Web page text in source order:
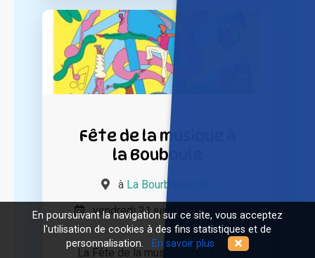
Fête de la musique à
la Bouboule
à La Bourboule (63)
vendredi 21 juin 2024 à 18h30
La Fête de la musique 2024 à La
En poursuivant la navigation sur ce site, vous acceptez
l'utilisation de cookies à des fins statistiques et de
personnalisation.
En savoir plus